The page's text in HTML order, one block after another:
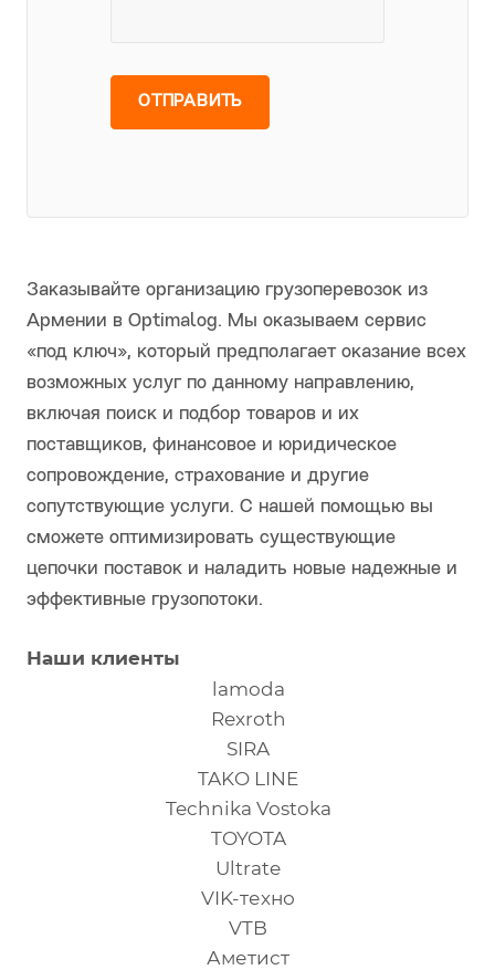
Заказывайте организацию грузоперевозок из
Армении в Optimalog. Мы оказываем сервис
«под ключ», который предполагает оказание всех
возможных услуг по данному направлению,
включая поиск и подбор товаров и их
поставщиков, финансовое и юридическое
сопровождение, страхование и другие
сопутствующие услуги. С нашей помощью вы
сможете оптимизировать существующие
цепочки поставок и наладить новые надежные и
эффективные грузопотоки.
Наши клиенты
lamoda
Rexroth
SIRA
TAKO LINE
Technika Vostoka
TOYOTA
Ultrate
VIK-техно
VTB
Аметист